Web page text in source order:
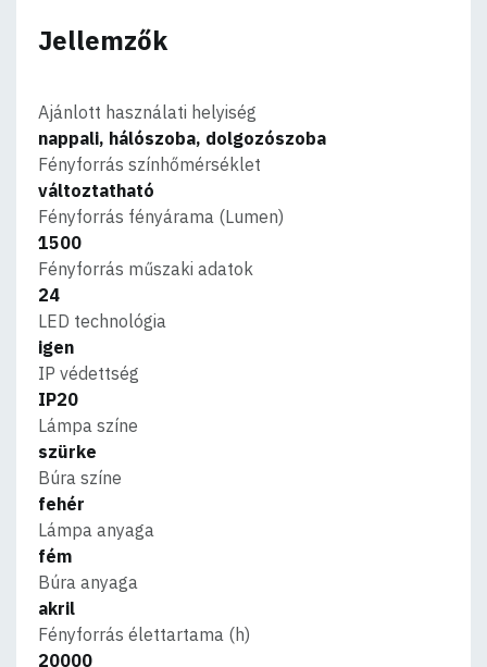
Jellemzők
Ajánlott használati helyiség
nappali, hálószoba, dolgozószoba
Fényforrás színhőmérséklet
változtatható
Fényforrás fényárama (Lumen)
1500
Fényforrás műszaki adatok
24
LED technológia
igen
IP védettség
IP20
Lámpa színe
szürke
Búra színe
fehér
Lámpa anyaga
fém
Búra anyaga
akril
Fényforrás élettartama (h)
20000